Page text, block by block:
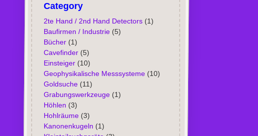
Category
2te Hand / 2nd Hand Detectors(1)
Baufirmen / Industrie(5)
Bücher(1)
Cavefinder(5)
Einsteiger(10)
Geophysikalische Messsysteme(10)
Goldsuche(11)
Grabungswerkzeuge(1)
Höhlen (3)
Hohlräume(3)
Kanonenkugeln (1)